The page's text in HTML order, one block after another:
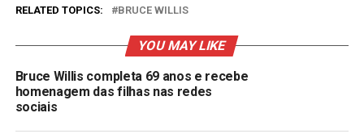
RELATED TOPICS: BRUCE WILLIS
YOU MAY LIKE
Bruce Willis completa 69 anos e recebe
homenagem das filhas nas redes
sociais